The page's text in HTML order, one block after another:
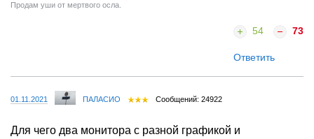
Продам уши от мертвого осла.
54 73
Ответить
01.11.2021 ПАЛАСИО Сообщений: 24922
Для чего два монитора с разной графикой и